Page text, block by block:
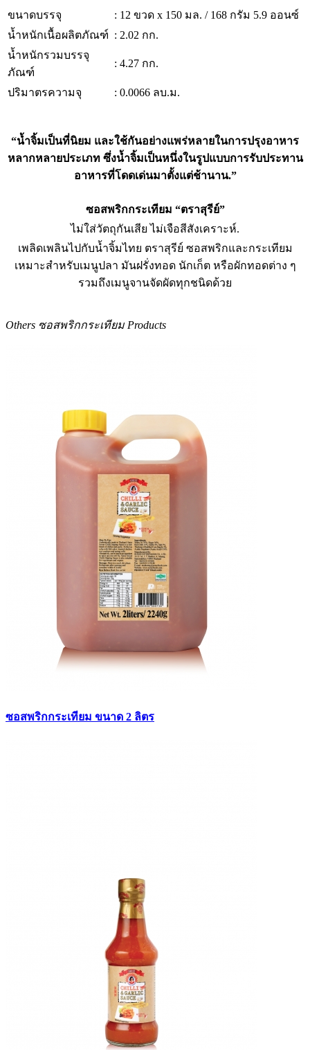
ขนาดบรรจุ
: 12 ขวด x 150 มล. / 168 กรัม 5.9 ออนซ์
น้ำหนักเนื้อผลิตภัณฑ์ : 2.02 กก.
น้ำหนักรวมบรรจุ
ภัณฑ์
: 4.27 กก.
ปริมาตรความจุ : 0.0066 ลบ.ม.
“น้ำจิ้มเป็นที่นิยม และใช้กันอย่างแพร่หลายในการปรุงอาหาร
หลากหลายประเภท ซึ่งน้ำจิ้มเป็นหนึ่งในรูปแบบการรับประทาน
อาหารที่โดดเด่นมาตั้งแต่ช้านาน.”
ซอสพริกกระเทียม “ตราสุรีย์”
ไม่ใส่วัตถุกันเสีย ไม่เจือสีสังเคราะห์.
เพลิดเพลินไปกับน้ำจิ้มไทย ตราสุรีย์ ซอสพริกและกระเทียม
เหมาะสำหรับเมนูปลา มันฝรั่งทอด นักเก็ต หรือผักทอดต่าง ๆ
รวมถึงเมนูจานจัดผัดทุกชนิดด้วย
Others ซอสพริกกระเทียม Products
ซอสพริกกระเทียม ขนาด 2 ลิตร